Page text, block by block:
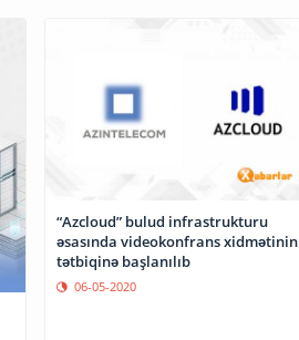
“Azcloud” bulud infrastrukturu
əsasında videokonfrans xidmətinin
tətbiqinə başlanılıb
06-05-2020